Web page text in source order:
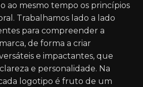
ao mesmo tempo os princípios
Trabalhamos lado a lado
para compreender a
de forma a criar
e impactantes, que
e personalidade. Na
logotipo é fruto de um